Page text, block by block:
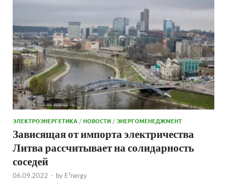
ЭЛЕКТРОЭНЕРГЕТИКА /НОВОСТИ /ЭНЕРГОМЕНЕДЖМЕНТ
Зависящая от импорта электричества
Литва рассчитывает на солидарность
соседей
06.09.2022 - by E²nergy